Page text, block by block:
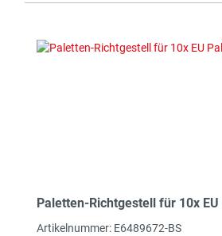
Paletten-Richtgestell für 10x EU
Artikelnummer: E6489672-BS